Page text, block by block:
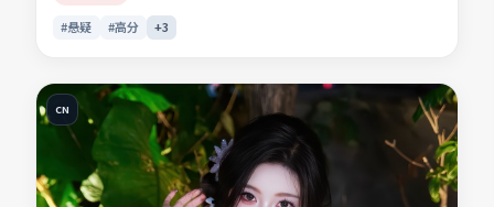
#悬疑 #高分 +3
CN